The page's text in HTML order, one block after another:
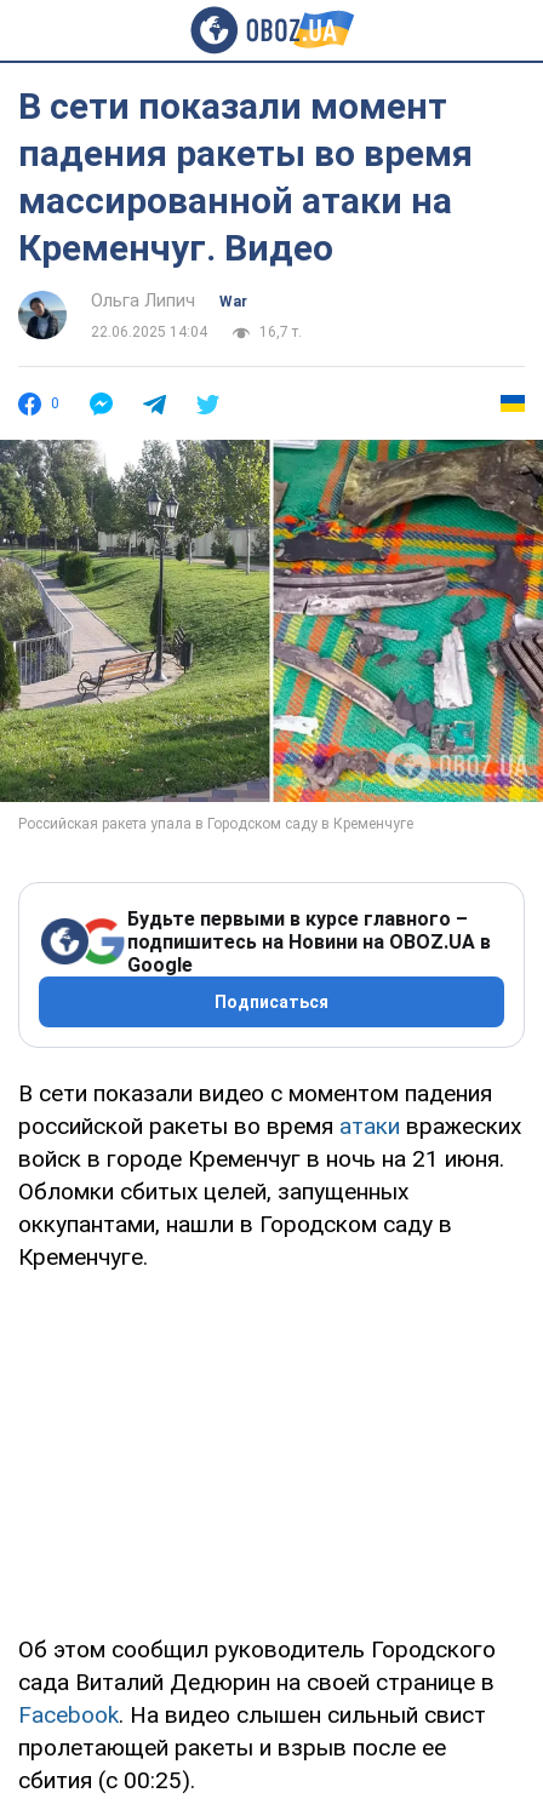
В сети показали момент
падения ракеты во время
массированной атаки на
Кременчуг. Видео
Ольга Липич
War
22.06.2025 14:04
16,7 т.
0
Будьте первыми в курсе главного –
подпишитесь на Новини на OBOZ.UA в
Google
Подписаться
В сети показали видео с моментом падения
российской ракеты во время атаки вражеских
войск в городе Кременчуг в ночь на 21 июня.
Обломки сбитых целей, запущенных
оккупантами, нашли в Городском саду в
Кременчуге.
Об этом сообщил руководитель Городского
сада Виталий Дедюрин на своей странице в
Facebook. На видео слышен сильный свист
пролетающей ракеты и взрыв после ее
сбития (с 00:25).